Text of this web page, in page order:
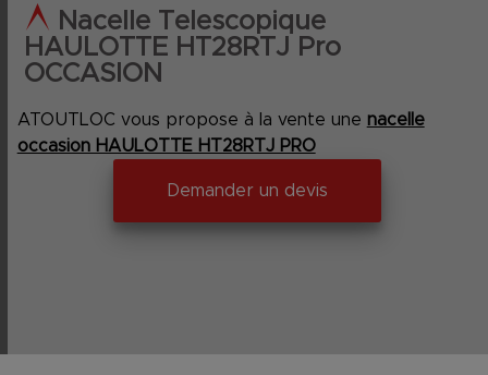
Nacelle Telescopique
HAULOTTE HT28RTJ Pro
OCCASION
ATOUTLOC vous propose à la vente une nacelle
occasion HAULOTTE HT28RTJ PRO
Demander un devis